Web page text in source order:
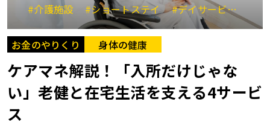
#介護施設 #ショートステイ #デイサービス
お金のやりくり 身体の健康
ケアマネ解説！「入所だけじゃな
い」老健と在宅生活を支える4サービ
ス